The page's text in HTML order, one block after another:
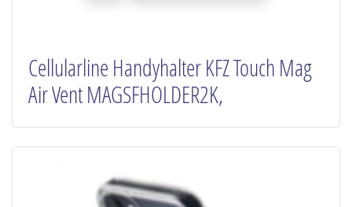
Cellularline Handyhalter KFZ Touch Mag
Air Vent MAGSFHOLDER2K,